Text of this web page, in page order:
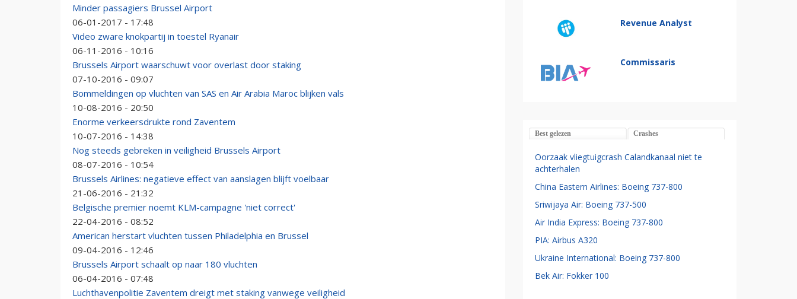
Minder passagiers Brussel Airport
06-01-2017 - 17:48
Video zware knokpartij in toestel Ryanair
06-11-2016 - 10:16
Brussels Airport waarschuwt voor overlast door staking
07-10-2016 - 09:07
Bommeldingen op vluchten van SAS en Air Arabia Maroc blijken vals
10-08-2016 - 20:50
Enorme verkeersdrukte rond Zaventem
10-07-2016 - 14:38
Nog steeds gebreken in veiligheid Brussels Airport
08-07-2016 - 10:54
Brussels Airlines: negatieve effect van aanslagen blijft voelbaar
21-06-2016 - 21:32
Belgische premier noemt KLM-campagne 'niet correct'
22-04-2016 - 08:52
American herstart vluchten tussen Philadelphia en Brussel
09-04-2016 - 12:46
Brussels Airport schaalt op naar 180 vluchten
06-04-2016 - 07:48
Luchthavenpolitie Zaventem dreigt met staking vanwege veiligheid
Revenue Analyst
Commissaris
Best gelezen Crashes
Oorzaak vliegtuigcrash Calandkanaal niet te
achterhalen
China Eastern Airlines: Boeing 737-800
Sriwijaya Air: Boeing 737-500
Air India Express: Boeing 737-800
PIA: Airbus A320
Ukraine International: Boeing 737-800
Bek Air: Fokker 100